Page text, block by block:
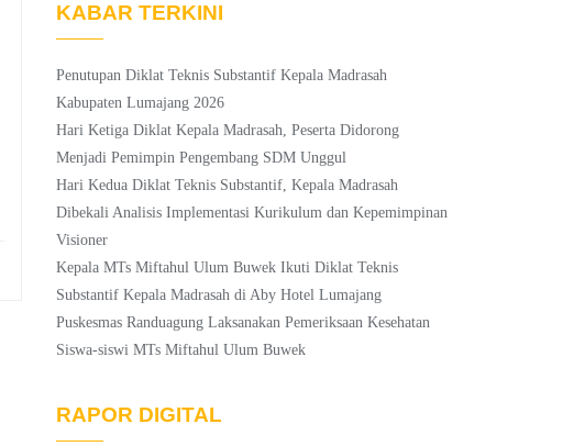
KABAR TERKINI
Penutupan Diklat Teknis Substantif Kepala Madrasah
Kabupaten Lumajang 2026
Hari Ketiga Diklat Kepala Madrasah, Peserta Didorong
Menjadi Pemimpin Pengembang SDM Unggul
Hari Kedua Diklat Teknis Substantif, Kepala Madrasah
Dibekali Analisis Implementasi Kurikulum dan Kepemimpinan
Visioner
Kepala MTs Miftahul Ulum Buwek Ikuti Diklat Teknis
Substantif Kepala Madrasah di Aby Hotel Lumajang
Puskesmas Randuagung Laksanakan Pemeriksaan Kesehatan
Siswa-siswi MTs Miftahul Ulum Buwek
RAPOR DIGITAL